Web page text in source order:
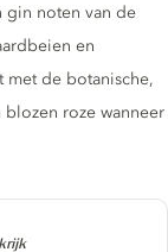
gin noten van de
en
de botanische,
roze wanneer